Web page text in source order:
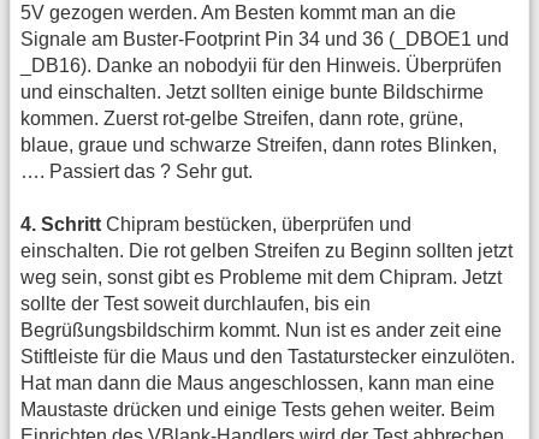
5V gezogen werden. Am Besten kommt man an die
Signale am Buster-Footprint Pin 34 und 36 (_DBOE1 und
_DB16). Danke an nobodyii für den Hinweis. Überprüfen
und einschalten. Jetzt sollten einige bunte Bildschirme
kommen. Zuerst rot-gelbe Streifen, dann rote, grüne,
blaue, graue und schwarze Streifen, dann rotes Blinken,
…. Passiert das ? Sehr gut.
4. Schritt Chipram bestücken, überprüfen und
einschalten. Die rot gelben Streifen zu Beginn sollten jetzt
weg sein, sonst gibt es Probleme mit dem Chipram. Jetzt
sollte der Test soweit durchlaufen, bis ein
Begrüßungsbildschirm kommt. Nun ist es ander zeit eine
Stiftleiste für die Maus und den Tastaturstecker einzulöten.
Hat man dann die Maus angeschlossen, kann man eine
Maustaste drücken und einige Tests gehen weiter. Beim